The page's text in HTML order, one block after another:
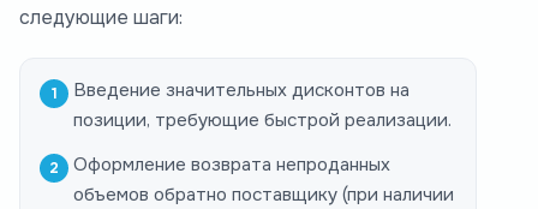
следующие шаги:
Введение значительных дисконтов на
позиции, требующие быстрой реализации.
Оформление возврата непроданных
объемов обратно поставщику (при наличии